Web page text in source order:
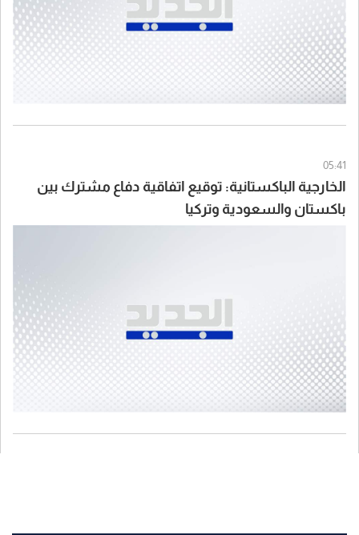
05:41
الخارجية الباكستانية: توقيع اتفاقية دفاع مشترك بين
باكستان والسعودية وتركيا